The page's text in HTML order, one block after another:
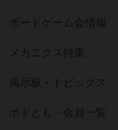
ボードゲーム会情報
メカニクス特集
掲示板・トピックス
ボドとも・会員一覧